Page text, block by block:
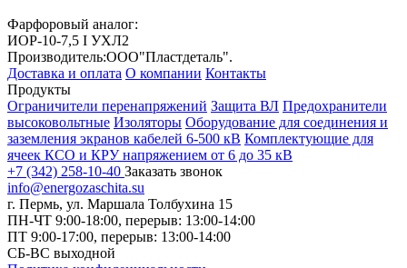
Фарфоровый аналог:
ИОР-10-7,5 I УХЛ2
Производитель:ООО"Пластдеталь".
Доставка и оплата О компании Контакты
Продукты
Ограничители перенапряжений Защита ВЛ Предохранители
высоковольтные Изоляторы Оборудование для соединения и
заземления экранов кабелей 6-500 кВ Комплектующие для
ячеек КСО и КРУ напряжением от 6 до 35 кВ
+7 (342) 258-10-40 Заказать звонок
info@energozaschita.su
г. Пермь, ул. Маршала Толбухина 15
ПН-ЧТ 9:00-18:00, перерыв: 13:00-14:00
ПТ 9:00-17:00, перерыв: 13:00-14:00
СБ-ВС выходной